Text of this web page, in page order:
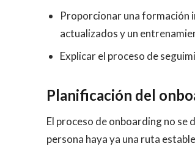
Proporcionar una formación
actualizados y un
Explicar el proceso de
Planificación del
El proceso de onboarding no se
persona haya ya una ruta